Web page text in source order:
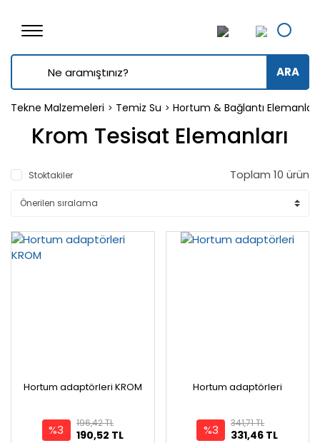
ARA
Tekne Malzemeleri Temiz Su Hortum & Bağlantı Elemanları
Krom Tesisat Elemanları
Stoktakiler Toplam 10 ürün
Hortum adaptörleri KROM
%3 190,52 TL
196,42 TL
Hortum adaptörleri
%3 331,46 TL
341,71 TL